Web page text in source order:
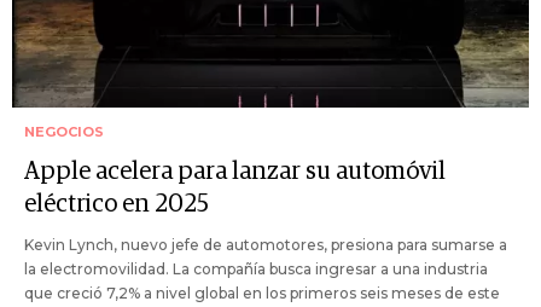
NEGOCIOS
Apple acelera para lanzar su automóvil
eléctrico en 2025
Kevin Lynch, nuevo jefe de automotores, presiona para sumarse a
la electromovilidad. La compañía busca ingresar a una industria
que creció 7,2% a nivel global en los primeros seis meses de este